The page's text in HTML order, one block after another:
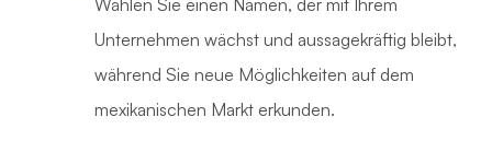
Wählen Sie einen Namen, der mit Ihrem
Unternehmen wächst und aussagekräftig bleibt,
während Sie neue Möglichkeiten auf dem
mexikanischen Markt erkunden.